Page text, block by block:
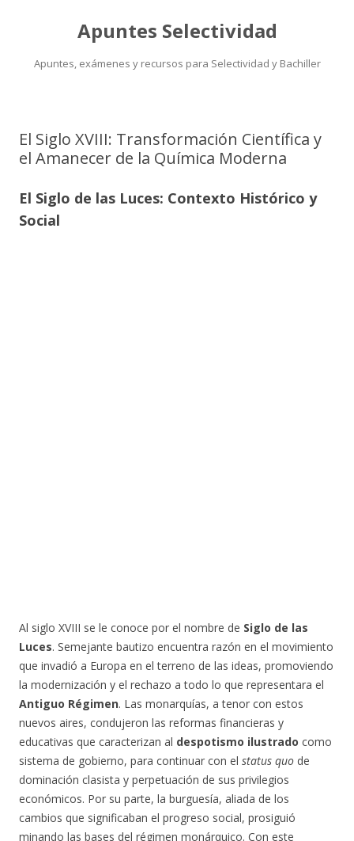
Apuntes Selectividad
Apuntes, exámenes y recursos para Selectividad y Bachiller
El Siglo XVIII: Transformación Científica y
el Amanecer de la Química Moderna
El Siglo de las Luces: Contexto Histórico y
Social
Al siglo XVIII se le conoce por el nombre de Siglo de las
Luces. Semejante bautizo encuentra razón en el movimiento
que invadió a Europa en el terreno de las ideas, promoviendo
la modernización y el rechazo a todo lo que representara el
Antiguo Régimen. Las monarquías, a tenor con estos
nuevos aires, condujeron las reformas financieras y
educativas que caracterizan al despotismo ilustrado como
sistema de gobierno, para continuar con el status quo de
dominación clasista y perpetuación de sus privilegios
económicos. Por su parte, la burguesía, aliada de los
cambios que significaban el progreso social, prosiguió
minando las bases del régimen monárquico. Con este